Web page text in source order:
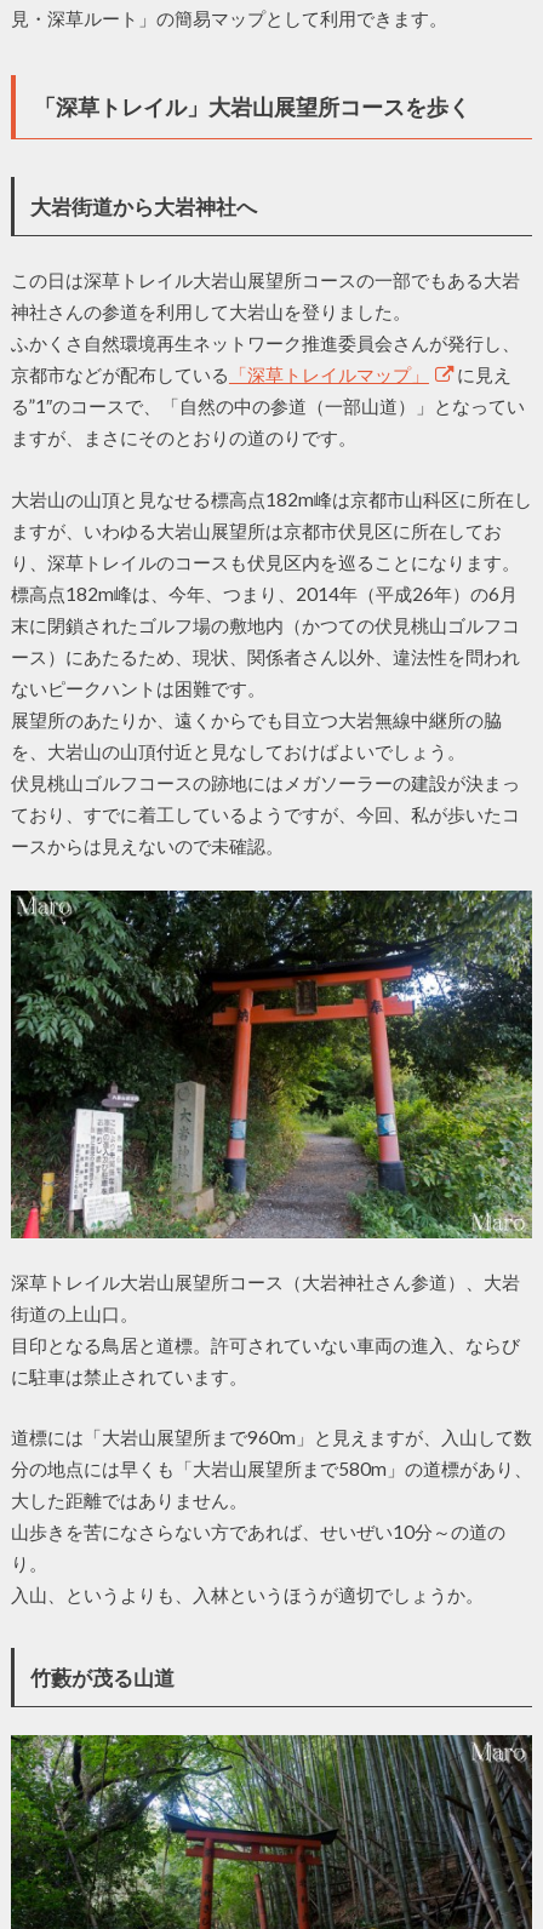
見・深草ルート」の簡易マップとして利用できます。
「深草トレイル」大岩山展望所コースを歩く
大岩街道から大岩神社へ
この日は深草トレイル大岩山展望所コースの一部でもある大岩
神社さんの参道を利用して大岩山を登りました。
ふかくさ自然環境再生ネットワーク推進委員会さんが発行し、
京都市などが配布している
「深草トレイルマップ」
に見え
る”1″のコースで、「自然の中の参道（一部山道）」となってい
ますが、まさにそのとおりの道のりです。
大岩山の山頂と見なせる標高点182m峰は京都市山科区に所在し
ますが、いわゆる大岩山展望所は京都市伏見区に所在してお
り、深草トレイルのコースも伏見区内を巡ることになります。
標高点182m峰は、今年、つまり、2014年（平成26年）の6月
末に閉鎖されたゴルフ場の敷地内（かつての伏見桃山ゴルフコ
ース）にあたるため、現状、関係者さん以外、違法性を問われ
ないピークハントは困難です。
展望所のあたりか、遠くからでも目立つ大岩無線中継所の脇
を、大岩山の山頂付近と見なしておけばよいでしょう。
伏見桃山ゴルフコースの跡地にはメガソーラーの建設が決まっ
ており、すでに着工しているようですが、今回、私が歩いたコ
ースからは見えないので未確認。
深草トレイル大岩山展望所コース（大岩神社さん参道）、大岩
街道の上山口。
目印となる鳥居と道標。許可されていない車両の進入、ならび
に駐車は禁止されています。
道標には「大岩山展望所まで960m」と見えますが、入山して数
分の地点には早くも「大岩山展望所まで580m」の道標があり、
大した距離ではありません。
山歩きを苦になさらない方であれば、せいぜい10分～の道の
り。
入山、というよりも、入林というほうが適切でしょうか。
竹藪が茂る山道